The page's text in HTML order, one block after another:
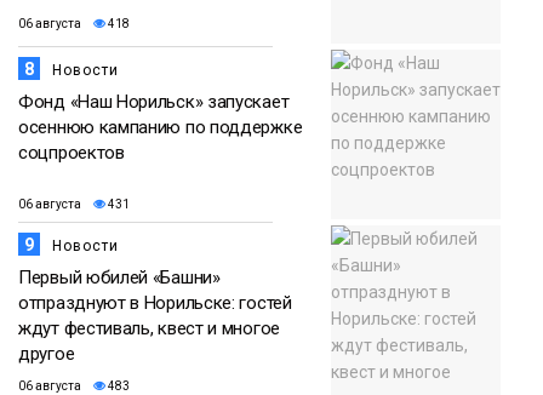
06 августа 418
8 Новости
Фонд «Наш Норильск» запускает
осеннюю кампанию по поддержке
соцпроектов
06 августа 431
9 Новости
Первый юбилей «Башни»
отпразднуют в Норильске: гостей
ждут фестиваль, квест и многое
другое
06 августа 483